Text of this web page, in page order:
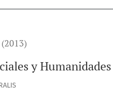
y Humanidades